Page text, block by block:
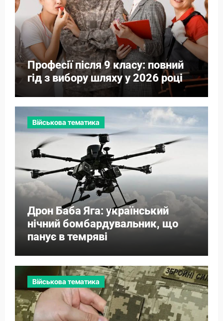
Професії після 9 класу: повний
гід з вибору шляху у 2026 році
Військова тематика
Дрон Баба Яга: український
нічний бомбардувальник, що
панує в темряві
Військова тематика